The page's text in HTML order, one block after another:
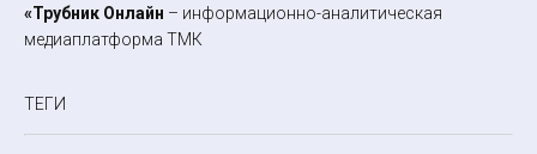
«Трубник Онлайн – информационно-аналитическая
медиаплатформа ТМК
ТЕГИ